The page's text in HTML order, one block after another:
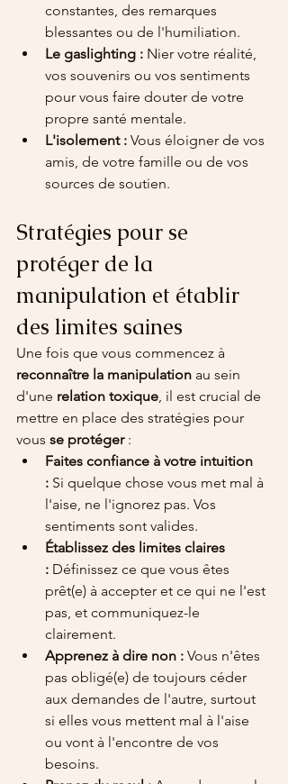
constantes, des remarques
blessantes ou de l'humiliation.
Le gaslighting : Nier votre réalité,
vos souvenirs ou vos sentiments
pour vous faire douter de votre
propre santé mentale.
L'isolement : Vous éloigner de vos
amis, de votre famille ou de vos
sources de soutien.
Stratégies pour se
protéger de la
manipulation et établir
des limites saines
Une fois que vous commencez à
reconnaître la manipulation au sein
d'une relation toxique , il est crucial de
mettre en place des stratégies pour
vous se protéger :
Faites confiance à votre intuition
: Si quelque chose vous met mal à
l'aise, ne l'ignorez pas. Vos
sentiments sont valides.
Établissez des limites claires
: Définissez ce que vous êtes
prêt(e) à accepter et ce qui ne l'est
pas, et communiquez-le
clairement.
Apprenez à dire non : Vous n'êtes
pas obligé(e) de toujours céder
aux demandes de l'autre, surtout
si elles vous mettent mal à l'aise
ou vont à l'encontre de vos
besoins.